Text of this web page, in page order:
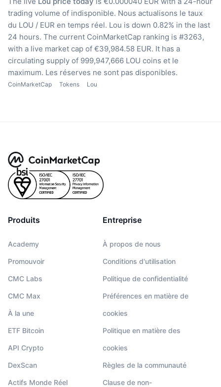
trading volume of indisponible. Nous actualisons le taux
du LOU / EUR en temps réel. Lou is down 0.82% in the last
24 hours. The current CoinMarketCap ranking is #3263,
with a live market cap of €39,984.58 EUR. It has a
circulating supply of 999,947,666 LOU coins et le
maximum. Les réserves ne sont pas disponibles.
CoinMarketCap Tokens Lou
Produits
Academy
Promouvoir
CMC Labs
CMC Max
À la une
ETF Bitcoin
API Crypto
DexScan
Actifs Monde Réel
Entreprise
À propos de nous
Conditions d'utilisation
Politique de confidentialité
Préférences en matière de
cookies
Politique en matière des
cookies
Règles de la communauté
Clause de non-